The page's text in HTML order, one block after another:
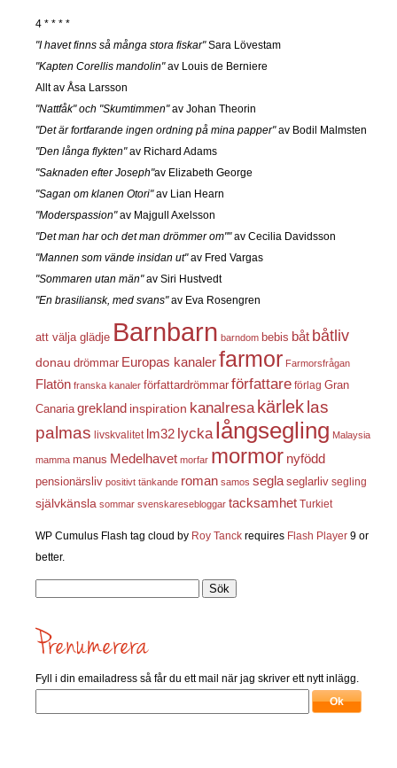
4 * * * *
"I havet finns så många stora fiskar"Sara Lövestam
"Kapten Corellis mandolin"av Louis de Berniere
Allt av Åsa Larsson
"Nattfåk" och "Skumtimmen"av Johan Theorin
"Det är fortfarande ingen ordning på mina papper"av Bodil Malmsten
"Den långa flykten"av Richard Adams
"Saknaden efter Joseph"av Elizabeth George
"Sagan om klanen Otori"av Lian Hearn
"Moderspassion"av Majgull Axelsson
"Det man har och det man drömmer om""av Cecilia Davidsson
"Mannen som vände insidan ut"av Fred Vargas
"Sommaren utan män"av Siri Hustvedt
"En brasiliansk, med svans"av Eva Rosengren
att välja glädje Barnbarn barndom bebis båt båtliv
donau drömmar Europas kanalerfarmor Farmorsfrågan
Flatön franska kanaler författardrömmar författare förlag Gran
Canaria grekland inspiration kanalresa kärleklas
palmas livskvalitet lm32 lycka långsegling Malaysia
mamma manus Medelhavet morfar mormor nyfödd
pensionärsliv positivt tänkande roman samos segla seglarliv segling
självkänsla sommar svenskaresebloggar tacksamhet Turkiet
WP Cumulus Flash tag cloud by Roy Tanck requires Flash Player 9 or
better.
Fyll i din emailadress så får du ett mail när jag skriver ett nytt inlägg.